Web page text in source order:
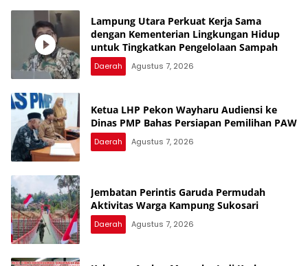
Lampung Utara Perkuat Kerja Sama
dengan Kementerian Lingkungan Hidup
untuk Tingkatkan Pengelolaan Sampah
Daerah Agustus 7, 2026
Ketua LHP Pekon Wayharu Audiensi ke
Dinas PMP Bahas Persiapan Pemilihan PAW
Daerah Agustus 7, 2026
Jembatan Perintis Garuda Permudah
Aktivitas Warga Kampung Sukosari
Daerah Agustus 7, 2026